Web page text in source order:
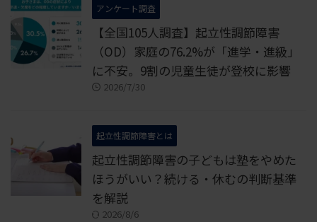
アンケート調査
【全国105人調査】起立性調節障害
（OD）家庭の76.2%が「進学・進級」
に不安。9割の児童生徒が登校に影響
2026/7/30
起立性調節障害とは
起立性調節障害の子どもは塾をやめた
ほうがいい？続ける・休むの判断基準
を解説
2026/8/6